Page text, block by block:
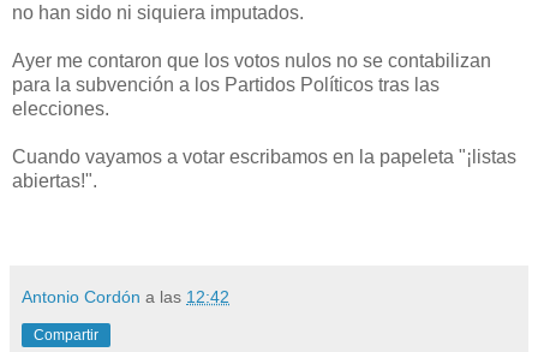
no han sido ni siquiera imputados.
Ayer me contaron que los votos nulos no se contabilizan
para la subvención a los Partidos Políticos tras las
elecciones.
Cuando vayamos a votar escribamos en la papeleta "¡listas
abiertas!".
Antonio Cordón a las 12:42
Compartir